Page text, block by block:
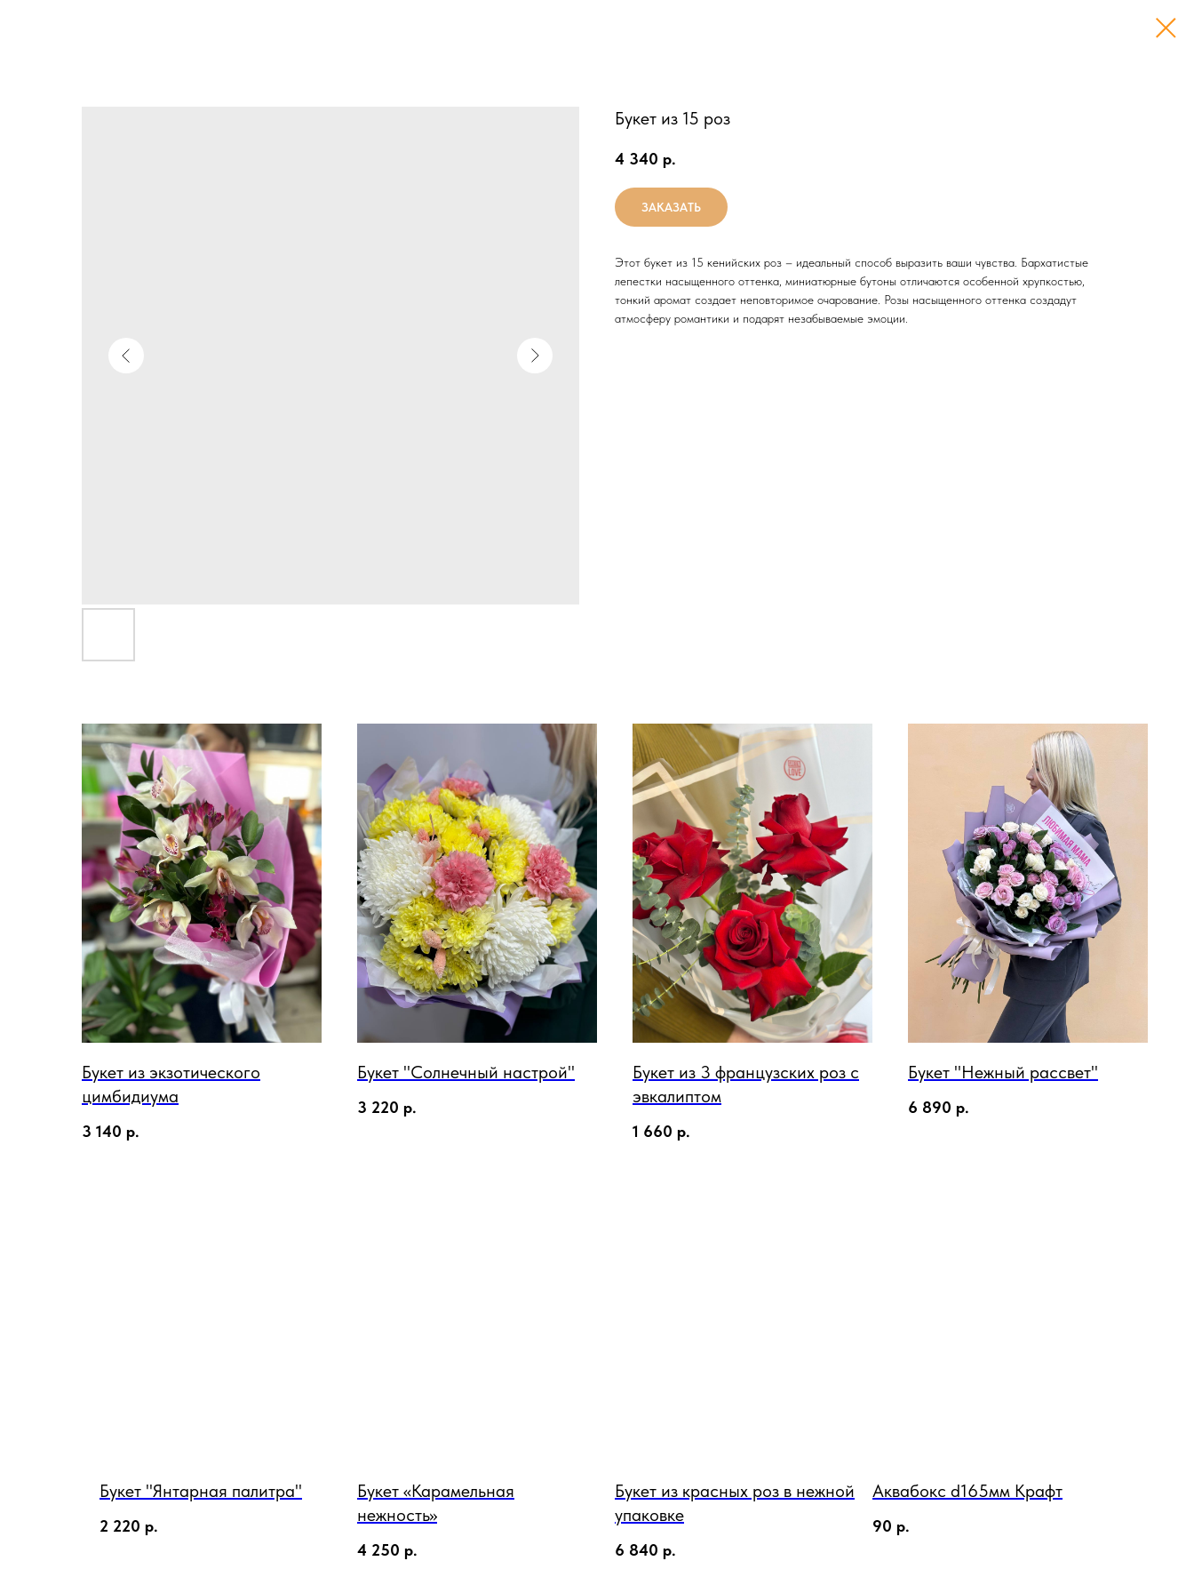
Букет из 15 роз
4 340 р.
ЗАКАЗАТЬ
Этот букет из 15 кенийских роз – идеальный способ выразить ваши чувства. Бархатистые
лепестки насыщенного оттенка, миниатюрные бутоны отличаются особенной хрупкостью,
тонкий аромат создает неповторимое очарование. Розы насыщенного оттенка создадут
атмосферу романтики и подарят незабываемые эмоции.
Букет из экзотического
цимбидиума
3 140 р.
Букет "Солнечный настрой"
3 220 р.
Букет из 3 французских роз с
эвкалиптом
1 660 р.
Букет "Нежный рассвет"
6 890 р.
Букет "Янтарная палитра"
2 220 р.
Букет «Карамельная
нежность»
4 250 р.
Букет из красных роз в нежной
упаковке
6 840 р.
Аквабокс d165мм Крафт
90 р.